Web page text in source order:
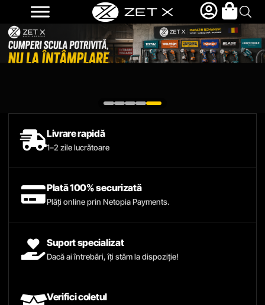
Livrare rapidă
1–2 zile lucrătoare
Plată 100% securizată
Plăți online prin Netopia Payments.
Suport specializat
Dacă ai întrebări, îți stăm la dispoziție!
Verifici coletul